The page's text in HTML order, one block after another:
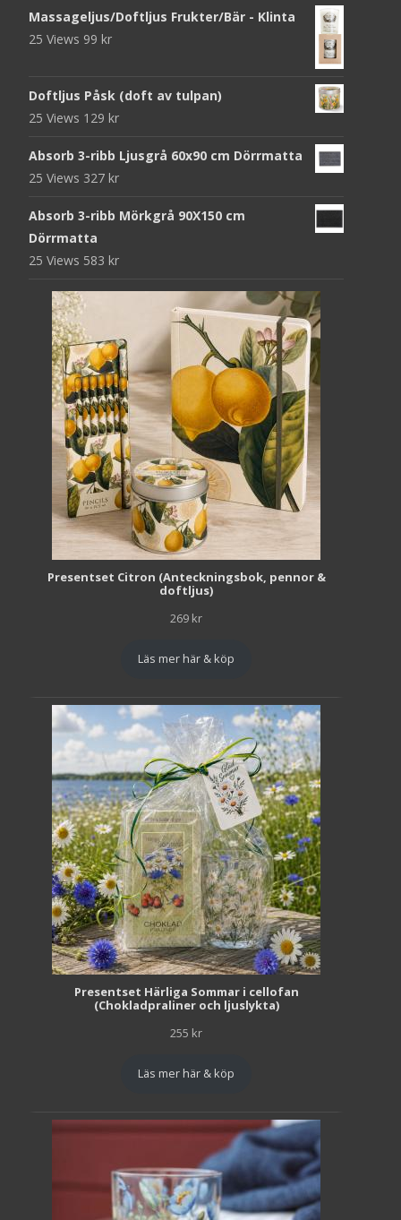
Massageljus/Doftljus Frukter/Bär - Klinta
25 Views 99 kr
Doftljus Påsk (doft av tulpan)
25 Views 129 kr
Absorb 3-ribb Ljusgrå 60x90 cm Dörrmatta
25 Views 327 kr
Absorb 3-ribb Mörkgrå 90X150 cm
Dörrmatta
25 Views 583 kr
Presentset Citron (Anteckningsbok, pennor &
doftljus)
269 kr
Läs mer här & köp
Presentset Härliga Sommar i cellofan
(Chokladpraliner och ljuslykta)
255 kr
Läs mer här & köp